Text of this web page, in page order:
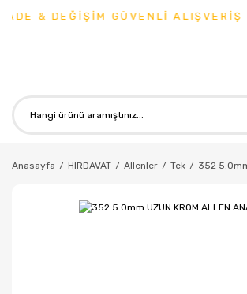
& DEĞİŞİM GÜVENLİ ALIŞVERİŞ
Anasayfa HIRDAVAT Allenler Tek 352